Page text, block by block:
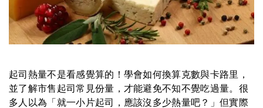
起司熱量不是看感覺算的！學會如何換算克數與卡路里，
並了解市售起司常見份量，才能避免不知不覺吃過量。很
多人以為「就一小片起司，應該沒多少熱量吧？」但實際